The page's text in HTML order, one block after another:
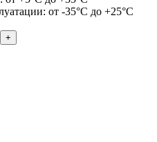
от -35°C до +25°C